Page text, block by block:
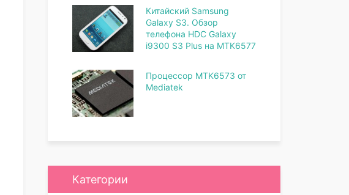
Китайский Samsung
Galaxy S3. Обзор
телефона HDC Galaxy
i9300 S3 Plus на MTK6577
Процессор MTK6573 от
Mediatek
Категории